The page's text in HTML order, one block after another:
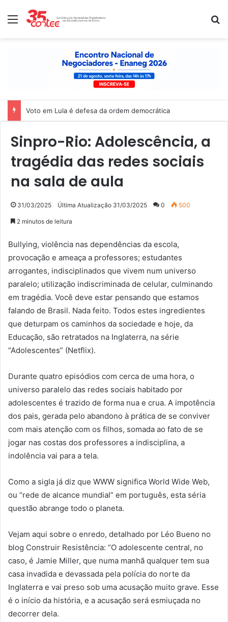
Menu
Voto em Lula é defesa da ordem democrática
Sinpro-Rio: Adolescência, a
tragédia das redes sociais
na sala de aula
31/03/2025 Última Atualização 31/03/2025 0 500
2 minutos de leitura
Bullying, violência nas dependências da escola,
provocação e ameaça a professores; estudantes
arrogantes, indisciplinados que vivem num universo
paralelo; utilização indiscriminada de celular, culminando
em tragédia. Você deve estar pensando que estamos
falando de Brasil. Nada feito. Todos estes ingredientes
que deturpam os caminhos da sociedade e hoje, da
Educação, são retratados na Inglaterra, na série
“Adolescentes” (Netflix).
Durante quatro episódios com cerca de uma hora, o
universo paralelo das redes sociais habitado por
adolescentes é trazido de forma nua e crua. A impotência
dos pais, gerada pelo abandono à prática de se conviver
com mais atenção com os filhos, somada ao fato de se
jogar nas costas dos professores a indisciplina, a
indolência vai para a tela.
Como a sigla já diz que WWW significa World Wide Web,
ou “rede de alcance mundial” em português, esta séria
questão abrange todo o planeta.
Vejam aqui sobre o enredo, detalhado por Léo Bueno no
blog Construir Resistência: “O adolescente central, no
caso, é Jamie Miller, que numa manhã qualquer tem sua
casa invadida e devassada pela polícia do norte da
Inglaterra e vai preso sob uma acusação muito grave. Esse
é o início da história, e a acusação será esmiuçada no
decorrer dela.